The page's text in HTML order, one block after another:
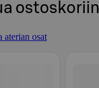
ostoskoriin
aterian osat